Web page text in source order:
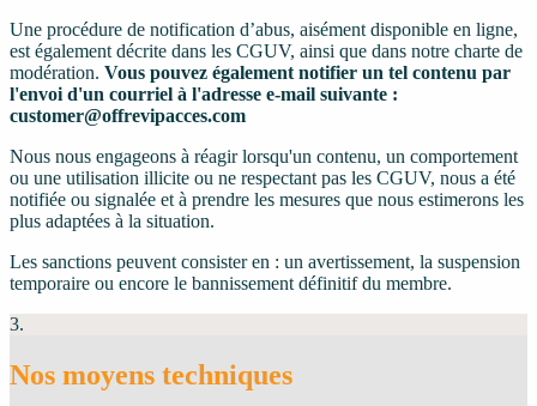
Une procédure de notification d’abus, aisément disponible en ligne,
est également décrite dans les CGUV, ainsi que dans notre charte de
modération. Vous pouvez également notifier un tel contenu par
l'envoi d'un courriel à l'adresse e-mail suivante :
customer@offrevipacces.com
Nous nous engageons à réagir lorsqu'un contenu, un comportement
ou une utilisation illicite ou ne respectant pas les CGUV, nous a été
notifiée ou signalée et à prendre les mesures que nous estimerons les
plus adaptées à la situation.
Les sanctions peuvent consister en : un avertissement, la suspension
temporaire ou encore le bannissement définitif du membre.
3.
Nos moyens techniques